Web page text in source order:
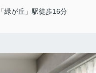
緑が丘」駅徒歩16分